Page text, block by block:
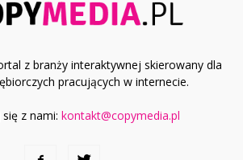
z branży interaktywnej skierowany dla
pracujących w internecie.
z nami: kontakt@copymedia.pl